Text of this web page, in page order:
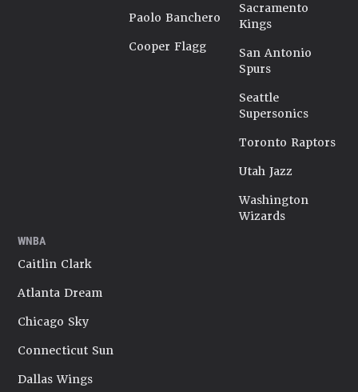
Paolo Banchero
Cooper Flagg
Sacramento
Kings
San Antonio
Spurs
Seattle
Supersonics
Toronto Raptors
Utah Jazz
Washington
Wizards
WNBA
Caitlin Clark
Atlanta Dream
Chicago Sky
Connecticut Sun
Dallas Wings